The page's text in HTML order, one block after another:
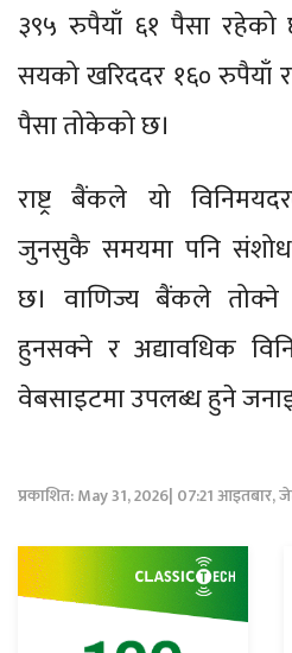
३९५ रुपैयाँ ६१ पैसा
सयको खरिददर १६० रुपैयाँ र
पैसा तोकेको छ।
राष्ट्र बैंकले यो
जुनसुकै समयमा पनि
छ। वाणिज्य बैंकले
हुनसक्ने र अद्यावधिक
वेबसाइटमा उपलब्ध हुने
प्रकाशित: May 31, 2026| 07:21 आइतबार,